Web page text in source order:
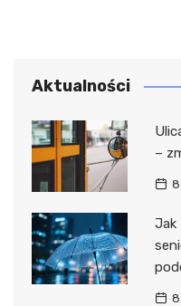
Aktualności
–
Jak